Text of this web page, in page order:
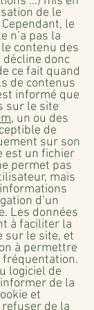
de le
le
n’a pas la
contenu des
donc
ce fait quand
de contenus
informé que
sur le site
, un ou des
de
sur son
est un fichier
permet pas
mais
d’un
Les données
à faciliter la
sur le site, et
à permettre
fréquentation.
logiciel de
de la
et
de la